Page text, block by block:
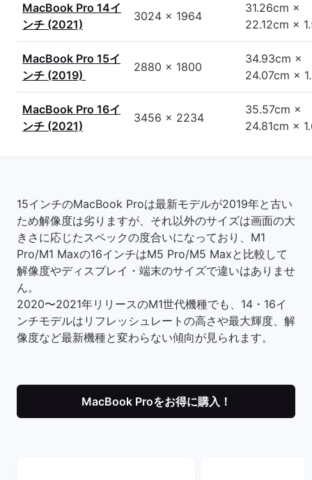
MacBook Pro 14イ
ンチ (2021)
3024 x 1964
31.26cm ×
22.12cm ×
MacBook Pro 15イ
ンチ (2019)
2880 x 1800
34.93cm ×
24.07cm ×
MacBook Pro 16イ
ンチ (2021)
3456 x 2234
35.57cm ×
24.81cm ×
15インチのMacBook Proは最新モデルが2019年と古い
ため解像度は劣りますが、それ以外のサイズは画面の大
きさに応じたスペックの度合いになっており、M1
Pro/M1 Maxの16インチはM5 Pro/M5 Maxと比較して
解像度やディスプレイ・端末のサイズで違いはありませ
ん。
2020〜2021年リリースのM1世代機種でも、14・16イ
ンチモデルはリフレッシュレートの高さや最大輝度、解
像度など最新機種と変わらない傾向が見られます。
MacBook Proをお得に購入！